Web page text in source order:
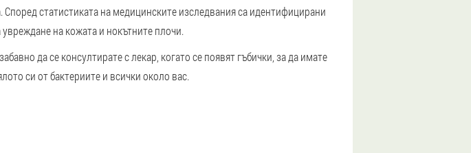
Според статистиката на медицинските изследвания са идентифицирани
на кожата и нокътните плочи.
да се консултирате с лекар, когато се появят гъбички, за да имате
си от бактериите и всички около вас.